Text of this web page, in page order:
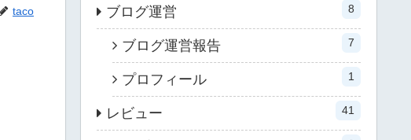
taco ブログ運営 8
ブログ運営報告 7
プロフィール 1
レビュー 41